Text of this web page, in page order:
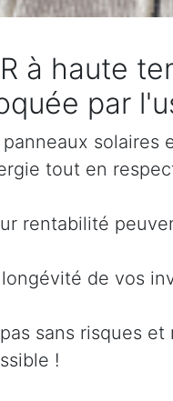
à haute
par
solaires
tout en
rentabilité
de vos
sans risques
!